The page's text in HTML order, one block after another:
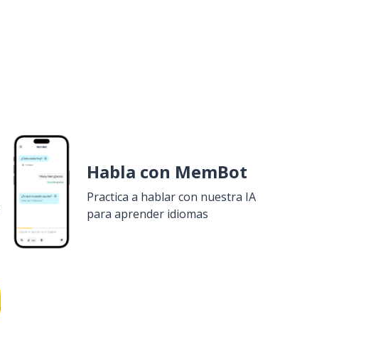
Habla con MemBot
Practica a hablar con nuestra IA
para aprender idiomas